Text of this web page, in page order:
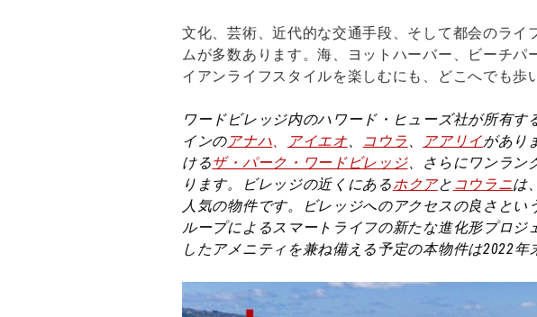
文化、芸術、近代的な交通手段、そして都会のラ
ムが多数あります。海、ヨットハーバー、ビーチ
イアンライフスタイルを楽しむにも、どこへでも歩
ワードビレッジ内のハワード・ヒューズ社が所有
インの アナハ、 アイエオ、 コウラ 、 アアリイがあり
けるザ・パーク・ワードビレッジ、さらにワンラン
ります。ビレッジの近くにあるホクアと コウラニは
人気の物件です。ビレッジへのアクセスの良さとい
ループによるスマートライフの新たな進化形プロジ
したアメニティを兼ね備える予定の本物件は2022年